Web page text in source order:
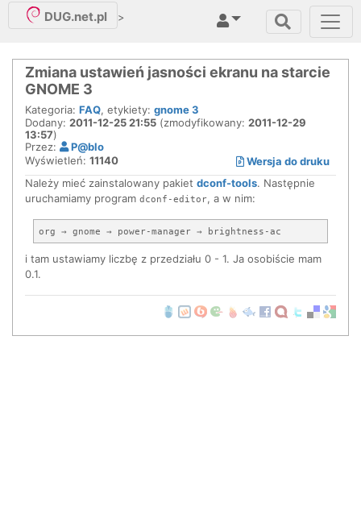
DUG.net.pl >
Zmiana ustawień jasności ekranu na starcie
GNOME 3
Kategoria: FAQ, etykiety: gnome 3
Dodany: 2011-12-25 21:55 (zmodyfikowany: 2011-12-29
13:57)
Przez:
P@blo
Wersja do druku
Wyświetleń: 11140
Należy mieć zainstalowany pakiet dconf-tools. Następnie
uruchamiamy program dconf-editor, a w nim:
i tam ustawiamy liczbę z przedziału 0 - 1. Ja osobiście mam
0.1.